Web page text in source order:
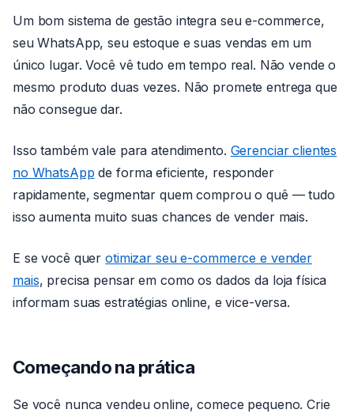
Um bom sistema de gestão integra seu e-commerce,
seu WhatsApp, seu estoque e suas vendas em um
único lugar. Você vê tudo em tempo real. Não vende o
mesmo produto duas vezes. Não promete entrega que
não consegue dar.
Isso também vale para atendimento. Gerenciar clientes
no WhatsApp de forma eficiente, responder
rapidamente, segmentar quem comprou o quê — tudo
isso aumenta muito suas chances de vender mais.
E se você querotimizar seu e-commerce e vender
mais, precisa pensar em como os dados da loja física
informam suas estratégias online, e vice-versa.
Começando na prática
Se você nunca vendeu online, comece pequeno. Crie